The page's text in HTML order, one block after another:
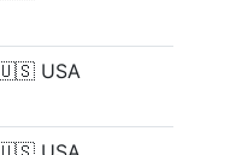
USA